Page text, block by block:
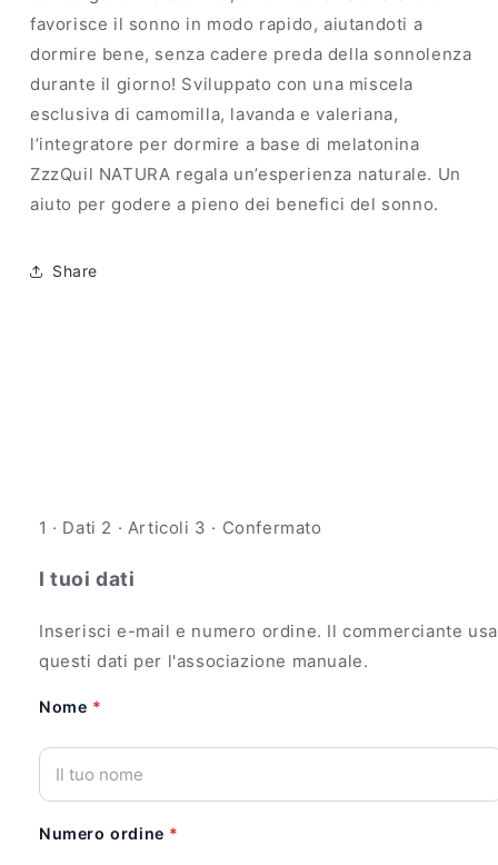
favorisce il sonno in modo rapido, aiutandoti a
dormire bene, senza cadere preda della sonnolenza
durante il giorno! Sviluppato con una miscela
esclusiva di camomilla, lavanda e valeriana,
l’integratore per dormire a base di melatonina
ZzzQuil NATURA regala un’esperienza naturale. Un
aiuto per godere a pieno dei benefici del sonno.
Share